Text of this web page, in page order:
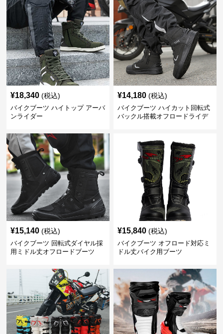
¥18,340 (税込)
バイクブーツ ハイトップ アーバ
ンライダー
¥14,180 (税込)
バイクブーツ ハイカット回転式
バックル搭載オフロードライデ
¥15,140 (税込)
バイクブーツ 回転式ダイヤル採
用ミドル丈オフロードブーツ
¥15,840 (税込)
バイクブーツ オフロード対応ミ
ドル丈バイク用ブーツ